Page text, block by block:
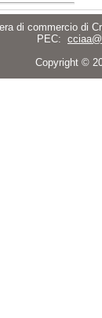
di commercio di
PEC:
Copyright ©